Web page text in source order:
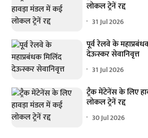
लोकल ट्रेनें रद्द
31 Jul 2026
पूर्व रेलवे के
देऊस्कर सेवानिवृत्त
31 Jul 2026
ट्रैक मेंटेनेंस के लिए
लोकल ट्रेनें रद्द
30 Jul 2026